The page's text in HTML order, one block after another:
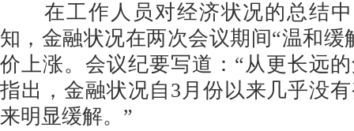
在工作人员对经济状况的总结中
知，金融状况在两次会议期间“温和缓
价上涨。会议纪要写道：“从更长远
指出，金融状况自3月份以来几乎没
来明显缓解。”